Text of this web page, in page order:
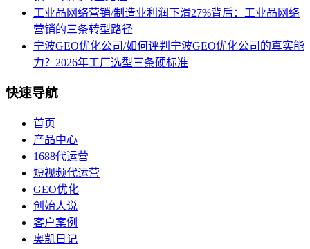
工业品网络营销/制造业利润下滑27%背后：工业品网络
营销的三条转型路径
宁波GEO优化公司/如何评判宁波GEO优化公司的真实能
力？2026年工厂选型三条硬标准
快速导航
首页
产品中心
1688代运营
短视频代运营
GEO优化
创始人说
客户案例
奥凯日记